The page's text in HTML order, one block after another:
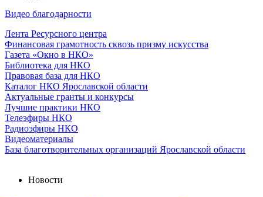
Видео благодарности
Лента Ресурсного центра
Финансовая грамотность сквозь призму искусства
Газета «Окно в НКО»
Библиотека для НКО
Правовая база для НКО
Каталог НКО Ярославской области
Актуальные гранты и конкурсы
Лучшие практики НКО
Телеэфиры НКО
Радиоэфиры НКО
Видеоматериалы
База благотворительных организаций Ярославской области
Новости